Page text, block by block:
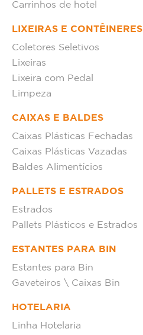
Carrinhos de hotel
LIXEIRAS E CONTÊINERES
Coletores Seletivos
Lixeiras
Lixeira com Pedal
Limpeza
CAIXAS E BALDES
Caixas Plásticas Fechadas
Caixas Plásticas Vazadas
Baldes Alimentícios
PALLETS E ESTRADOS
Estrados
Pallets Plásticos e Estrados
ESTANTES PARA BIN
Estantes para Bin
Gaveteiros \ Caixas Bin
HOTELARIA
Linha Hotelaria